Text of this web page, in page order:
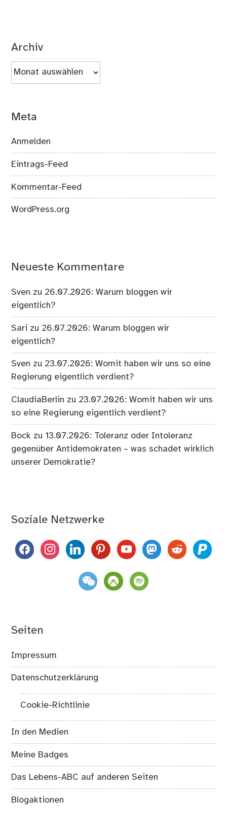
Archiv
Archiv
Meta
Anmelden
Eintrags-Feed
Kommentar-Feed
WordPress.org
Neueste Kommentare
Sven zu 26.07.2026: Warum bloggen wir
eigentlich?
Sari zu 26.07.2026: Warum bloggen wir
eigentlich?
Sven zu 23.07.2026: Womit haben wir uns so eine
Regierung eigentlich verdient?
ClaudiaBerlin zu 23.07.2026: Womit haben wir uns
so eine Regierung eigentlich verdient?
Bock zu13.07.2026: Toleranz oder Intoleranz
gegenüber Antidemokraten – was schadet wirklich
unserer Demokratie?
Soziale Netzwerke
facebookinstagramlinkedinpinterestyoutubemastodon
reddit paypal
weixin komootspotify
Seiten
Impressum
Datenschutzerklärung
Cookie-Richtlinie
In den Medien
Meine Badges
Das Lebens-ABC auf anderen Seiten
Blogaktionen